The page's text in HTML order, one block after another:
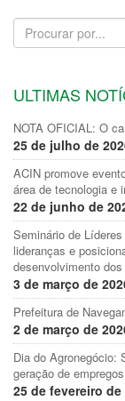
ULTIMAS
NOTA OFICIAL: O
25 de julho de
ACIN promove
área de tecnologia e
22 de junho de
Seminário de
lideranças e
desenvolvimento
3 de março de
Prefeitura de
2 de março de
Dia do Agronegócio:
geração de
25 de fevereiro de